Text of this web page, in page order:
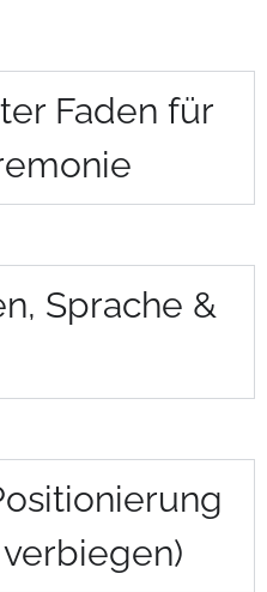
Faden für
Sprache &